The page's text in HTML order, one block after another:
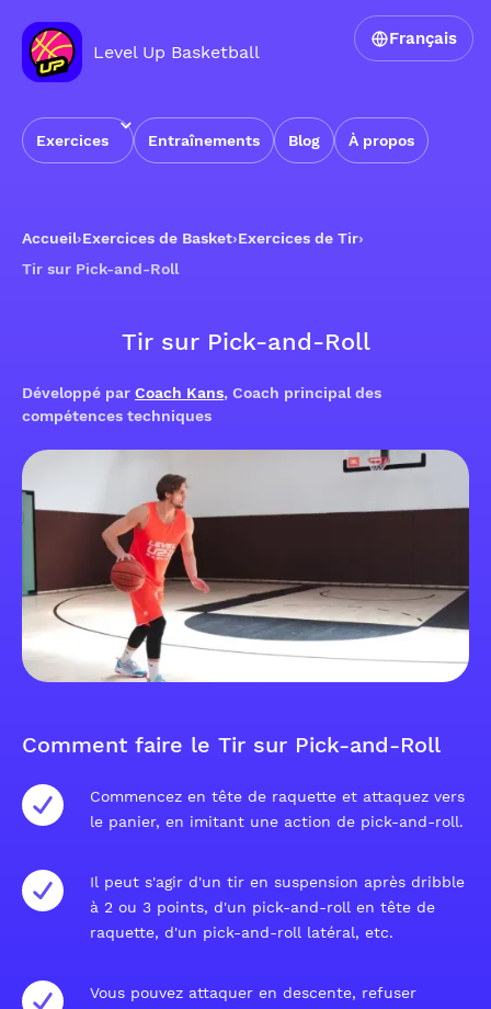
Level Up Basketball
Exercices Entraînements Blog À propos
Français
Accueil›Exercices de Basket›Exercices de Tir›
Tir sur Pick-and-Roll
Tir sur Pick-and-Roll
Développé par Coach Kans, Coach principal des
compétences techniques
Comment faire le Tir sur Pick-and-Roll
Commencez en tête de raquette et attaquez vers
le panier, en imitant une action de pick-and-roll.
Il peut s'agir d'un tir en suspension après dribble
à 2 ou 3 points, d'un pick-and-roll en tête de
raquette, d'un pick-and-roll latéral, etc.
Vous pouvez attaquer en descente, refuser